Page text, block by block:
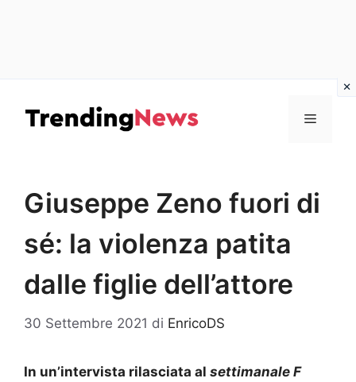
contenuto
Menu
Giuseppe Zeno fuori di
sé: la violenza patita
dalle figlie dell’attore
30 Settembre 2021 di EnricoDS
In un’intervista rilasciata al settimanale F